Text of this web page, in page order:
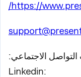
https://
الاجتماعي:
Linkedin: